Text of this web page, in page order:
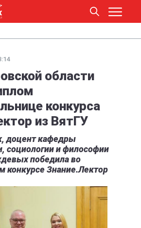
области
конкурса
из ВятГУ
доцент кафедры
социологии и философии
победила во
конкурсе Знание.Лектор